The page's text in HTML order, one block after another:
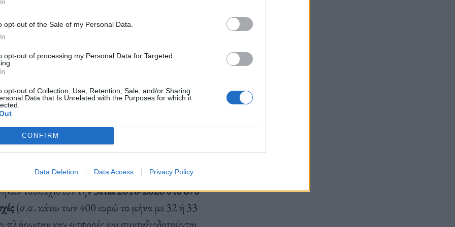
opt-out of the Sale of my Personal Data.
opt-out of processing my Personal Data for Targeted
opt-out of Collection, Use, Retention, Sale, and/or Sharing
Data that Is Unrelated with the Purposes for which it
CONFIRM
Data Deletion Data Access Privacy Policy
τις συντάξεις χηρείας.
λόγω θανάτου αμέσως περικόπτεται το
θέση εθνικής σύνταξηςκαι καταβάλλεται
η (ανταποδοτική) σύνταξη του (πρώην)
εξ ιδίου δικαιώματος που είχε το δικαίωμα
50 ευρώ!
τουλάχιστον την 3ετία 2018-2020 στο 67ο
(σ.σ. κάτω των 400 ευρώ το μήνα με 32 ή 33
καν εισφορές και συνταξιοδοτούνται